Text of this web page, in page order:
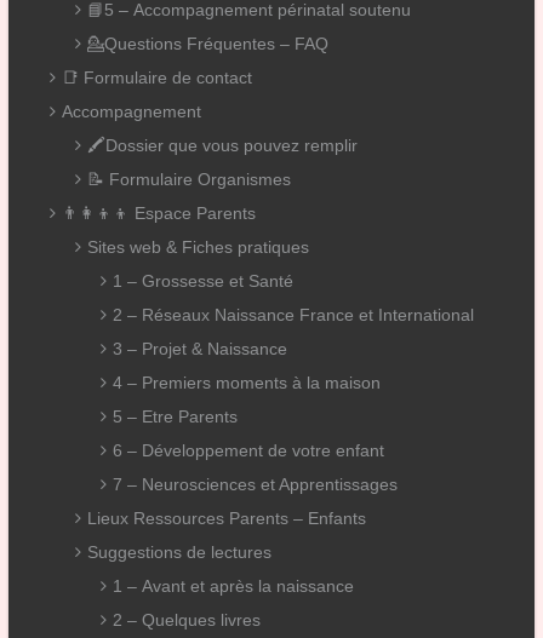
📘5 – Accompagnement périnatal soutenu
💁Questions Fréquentes – FAQ
📑 Formulaire de contact
Accompagnement
🖍️Dossier que vous pouvez remplir
📝 Formulaire Organismes
👨‍👩‍👦‍👦 Espace Parents
Sites web & Fiches pratiques
1 – Grossesse et Santé
2 – Réseaux Naissance France et International
3 – Projet & Naissance
4 – Premiers moments à la maison
5 – Etre Parents
6 – Développement de votre enfant
7 – Neurosciences et Apprentissages
Lieux Ressources Parents – Enfants
Suggestions de lectures
1 – Avant et après la naissance
2 – Quelques livres